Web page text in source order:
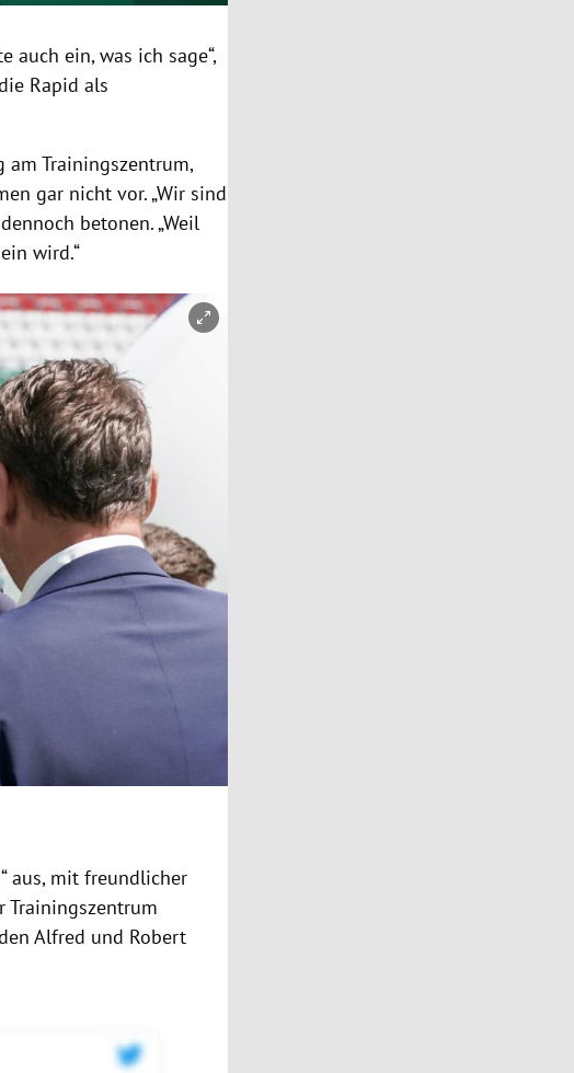
ein, was ich sage“,
Rapid als
am Trainingszentrum,
gar nicht vor. „Wir sind
betonen. „Weil
wird.“
aus, mit freundlicher
Trainingszentrum
Alfred und Robert